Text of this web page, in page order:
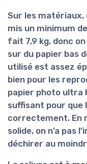
Sur les matériaux,
mis un minimum
fait 7,9 kg, donc
sur du papier bas
utilisé est assez
bien pour les
papier photo ultra
suffisant pour
correctement. En
solide, on n’a pas
déchirer au